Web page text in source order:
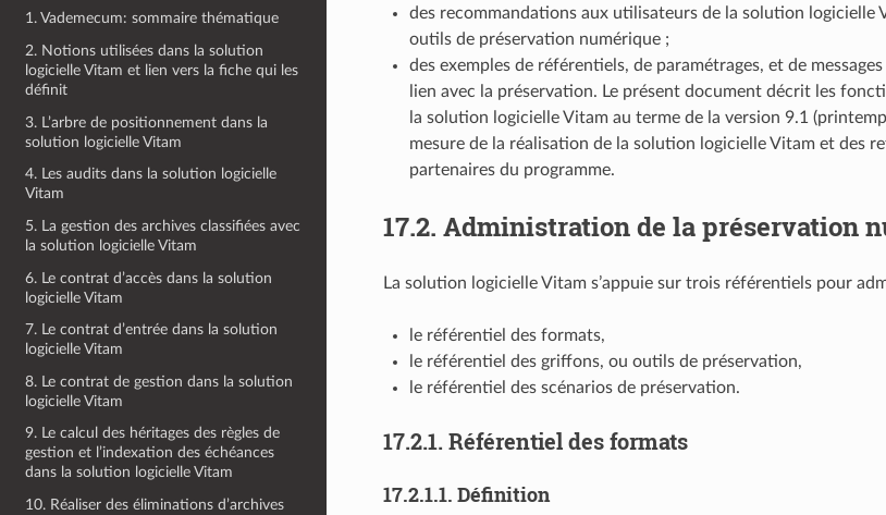
1. Vademecum: sommaire thématique
2. Notions utilisées dans la solution
logicielle Vitam et lien vers la fiche qui les
définit
3. L’arbre de positionnement dans la
solution logicielle Vitam
4. Les audits dans la solution logicielle
Vitam
5. La gestion des archives classifiées avec
la solution logicielle Vitam
6. Le contrat d’accès dans la solution
logicielle Vitam
7. Le contrat d’entrée dans la solution
logicielle Vitam
8. Le contrat de gestion dans la solution
logicielle Vitam
9. Le calcul des héritages des règles de
gestion et l’indexation des échéances
dans la solution logicielle Vitam
10. Réaliser des éliminations d’archives
des recommandations aux utilisateurs de la solution logicielle
outils de préservation numérique ;
des exemples de référentiels, de paramétrages, et de
lien avec la préservation. Le présent document décrit les
la solution logicielle Vitam au terme de la version 9.1
mesure de la réalisation de la solution logicielle Vitam et des
partenaires du programme.
17.2. Administration de la préservation
La solution logicielle Vitam s’appuie sur trois référentiels pour
le référentiel des formats,
le référentiel des griffons, ou outils de préservation,
le référentiel des scénarios de préservation.
17.2.1. Référentiel des formats
17.2.1.1. Définition